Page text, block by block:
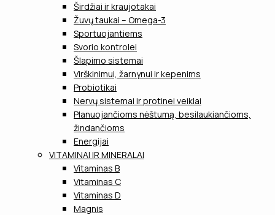
Širdžiai ir kraujotakai
Žuvų taukai – Omega-3
Sportuojantiems
Svorio kontrolei
Šlapimo sistemai
Virškinimui, žarnynui ir kepenims
Probiotikai
Nervų sistemai ir protinei veiklai
Planuojančioms nėštumą, besilaukiančioms,
žindančioms
Energijai
VITAMINAI IR MINERALAI
Vitaminas B
Vitaminas C
Vitaminas D
Magnis